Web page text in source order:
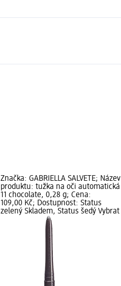
Značka: GABRIELLA SALVETE; Název
produktu: tužka na oči automatická
11 chocolate, 0,28 g; Cena:
109,00 Kč; Dostupnost: Status
zelený Skladem, Status šedý Vybrat